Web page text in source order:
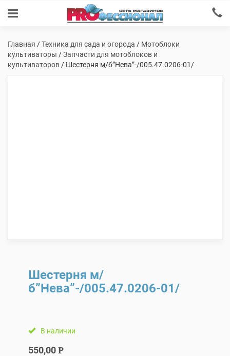
Главная /Техника для сада и огорода / Мотоблоки
культиваторы /Запчасти для мотоблоков и
культиваторов / Шестерня м/б”Нева”-/005.47.0206-01/
Шестерня м/
б”Нева”-/005.47.0206-01/
В наличии
550,00 Р